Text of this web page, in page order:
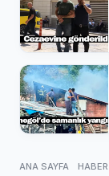
ANA SAYFA HABER